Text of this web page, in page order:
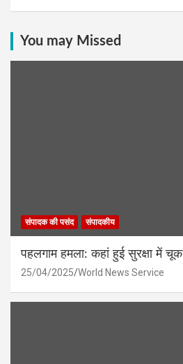
You may Missed
संपादक की पसंद संपादकीय
पहलगाम हमला: कहां हुई सुरक्षा में चूक
25/04/2025 World News Service